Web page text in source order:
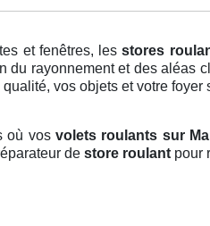
et fenêtres, lesstores
du rayonnement et des aléas
vos objets et votre
où vos volets roulants sur
de store roulant pour